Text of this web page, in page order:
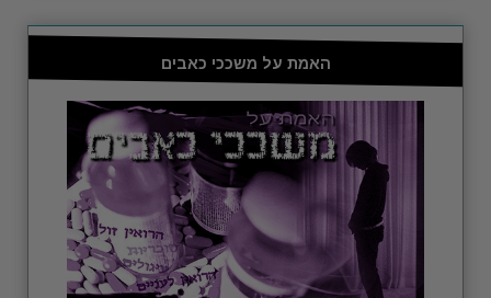
האמת על משככי כאבים